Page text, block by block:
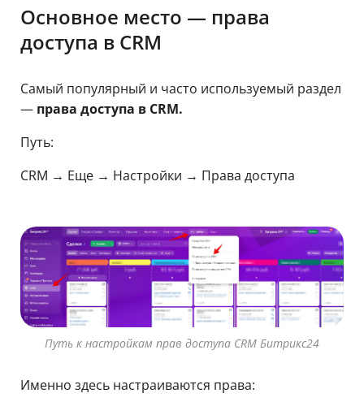
Основное место — права
доступа в CRM
Самый популярный и часто используемый раздел
— права доступа в CRM.
Путь:
CRM → Еще → Настройки → Права доступа
Путь к настройкам прав доступа CRM Битрикс24
Именно здесь настраиваются права: